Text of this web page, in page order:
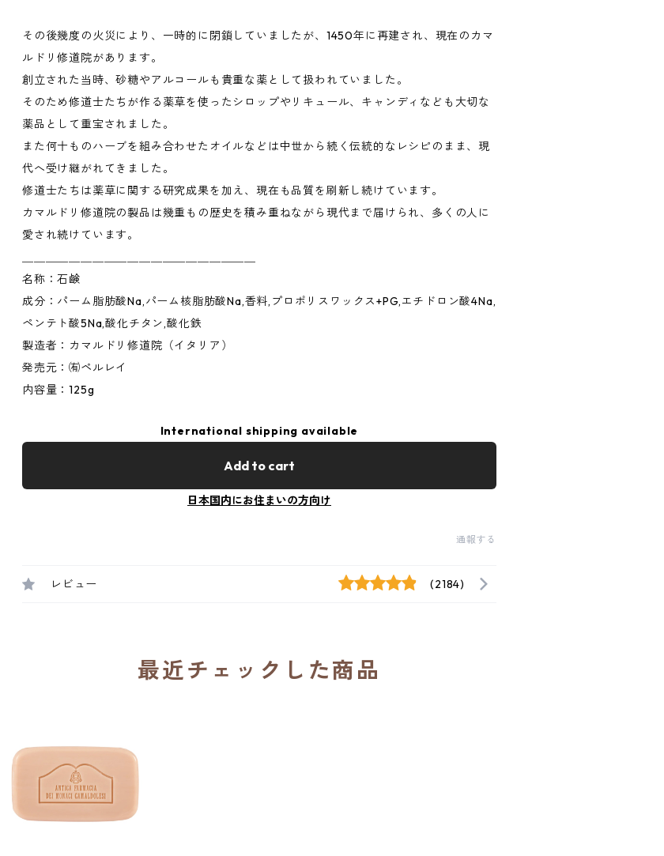
その後幾度の火災により、一時的に閉鎖していましたが、1450年に再建され、現在のカマ
ルドリ修道院があります。
創立された当時、砂糖やアルコールも貴重な薬として扱われていました。
そのため修道士たちが作る薬草を使ったシロップやリキュール、キャンディなども大切な
薬品として重宝されました。
また何十ものハーブを組み合わせたオイルなどは中世から続く伝統的なレシピのまま、現
代へ受け継がれてきました。
修道士たちは薬草に関する研究成果を加え、現在も品質を刷新し続けています。
カマルドリ修道院の製品は幾重もの歴史を積み重ねながら現代まで届けられ、多くの人に
愛され続けています。
名称：石鹸
成分：パーム脂肪酸Na,パーム核脂肪酸Na,香料,プロポリスワックス+PG,エチドロン酸4Na,
ペンテト酸5Na,酸化チタン,酸化鉄
製造者：カマルドリ修道院（イタリア）
発売元：㈲ペルレイ
内容量：125g
International shipping available
Add to cart
日本国内にお住まいの方向け
通報する
レビュー (2184)
最近チェックした商品